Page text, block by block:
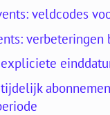
veldcodes
verbeteringen